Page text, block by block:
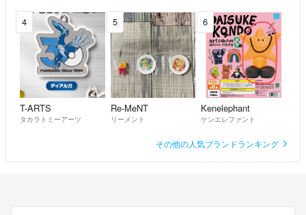
4
T-ARTS
タカラトミーアーツ
5
Re-MeNT
リーメント
6
Kenelephant
ケンエレファント
その他の人気ブランドランキング